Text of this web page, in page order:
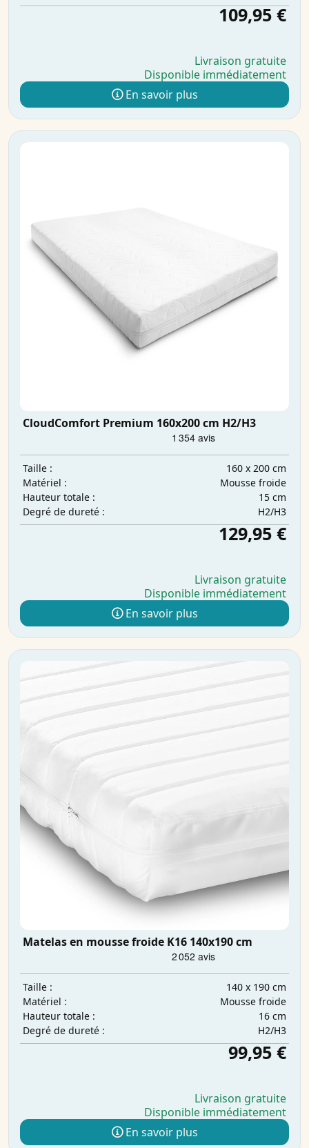
109,95 €
Livraison gratuite
Disponible immédiatement
En savoir plus
CloudComfort Premium 160x200 cm H2/H3
Taille :
160 x 200 cm
Matériel :
Mousse froide
Hauteur totale :
15 cm
Degré de dureté :
H2/H3
129,95 €
Livraison gratuite
Disponible immédiatement
En savoir plus
Matelas en mousse froide K16 140x190 cm
Taille :
140 x 190 cm
Matériel :
Mousse froide
Hauteur totale :
16 cm
Degré de dureté :
H2/H3
99,95 €
Livraison gratuite
Disponible immédiatement
En savoir plus